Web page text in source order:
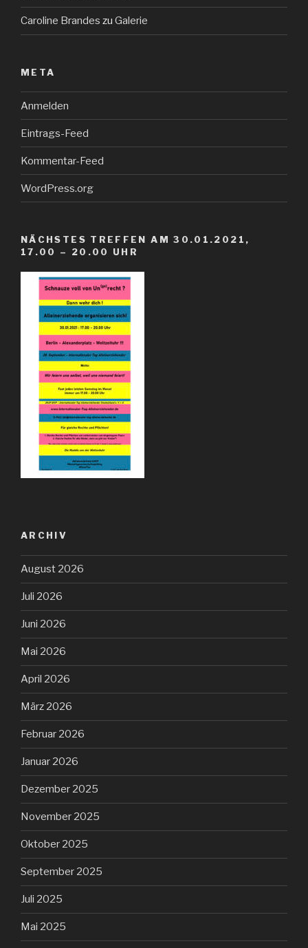
Caroline Brandes zu Galerie
META
Anmelden
Eintrags-Feed
Kommentar-Feed
WordPress.org
NÄCHSTES TREFFEN AM 30.01.2021,
17.00 – 20.00 UHR
ARCHIV
August 2026
Juli 2026
Juni 2026
Mai 2026
April 2026
März 2026
Februar 2026
Januar 2026
Dezember 2025
November 2025
Oktober 2025
September 2025
Juli 2025
Mai 2025